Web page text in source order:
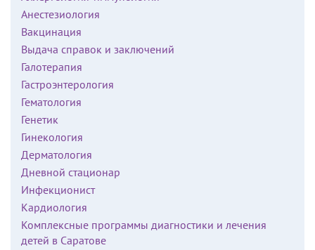
Анестезиология
Вакцинация
Выдача справок и заключений
Галотерапия
Гастроэнтерология
Гематология
Генетик
Гинекология
Дерматология
Дневной стационар
Инфекционист
Кардиология
Комплексные программы диагностики и лечения
детей в Саратове